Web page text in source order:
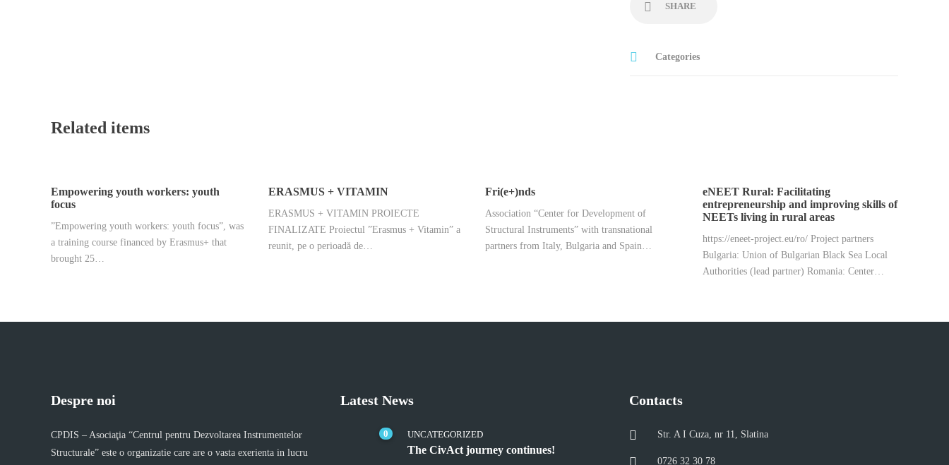
SHARE
Categories
Related items
Empowering youth workers: youth
focus
”Empowering youth workers: youth focus”, was
a training course financed by Erasmus+ that
brought 25…
ERASMUS + VITAMIN
ERASMUS + VITAMIN PROIECTE
FINALIZATE Proiectul ”Erasmus + Vitamin” a
reunit, pe o perioadă de…
Fri(e+)nds
Association “Center for Development of
Structural Instruments” with transnational
partners from Italy, Bulgaria and Spain…
eNEET Rural: Facilitating
entrepreneurship and improving skills of
NEETs living in rural areas ​
https://eneet-project.eu/ro/ Project partners
Bulgaria: Union of Bulgarian Black Sea Local
Authorities (lead partner) Romania: Center…
Despre noi
CPDIS – Asociaţia “Centrul pentru Dezvoltarea Instrumentelor
Structurale” este o organizatie care are o vasta exerienta in lucru
Latest News
0 UNCATEGORIZED
The CivAct journey continues!
Contacts
Str. A I Cuza, nr 11, Slatina
0726 32 30 78